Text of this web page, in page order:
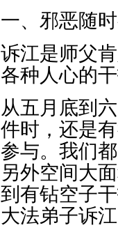
一、邪恶随
诉江是师父
各种人心的
从五月底到
件时，还是
参与。我们
另外空间大
到有钻空子
大法弟子诉